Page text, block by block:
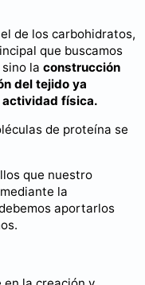
de los carbohidratos,
que buscamos
la construcción
del tejido ya
actividad física.
de proteína se
que nuestro
la
aportarlos